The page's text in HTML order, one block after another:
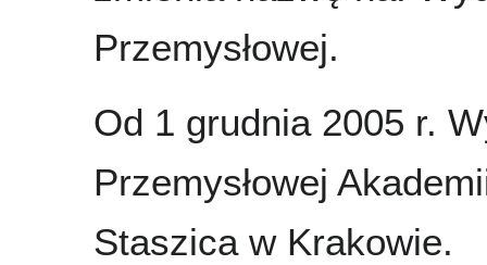
Przemysłowej.
Od 1 grudnia 2005 r.
Przemysłowej
Staszica w Krakowie.